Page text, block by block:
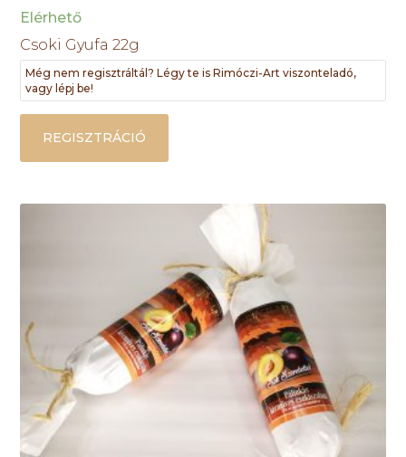
Elérhető
Csoki Gyufa 22g
Még nem regisztráltál? Légy te is Rimóczi-Art viszonteladó,
vagy lépj be!
REGISZTRÁCIÓ